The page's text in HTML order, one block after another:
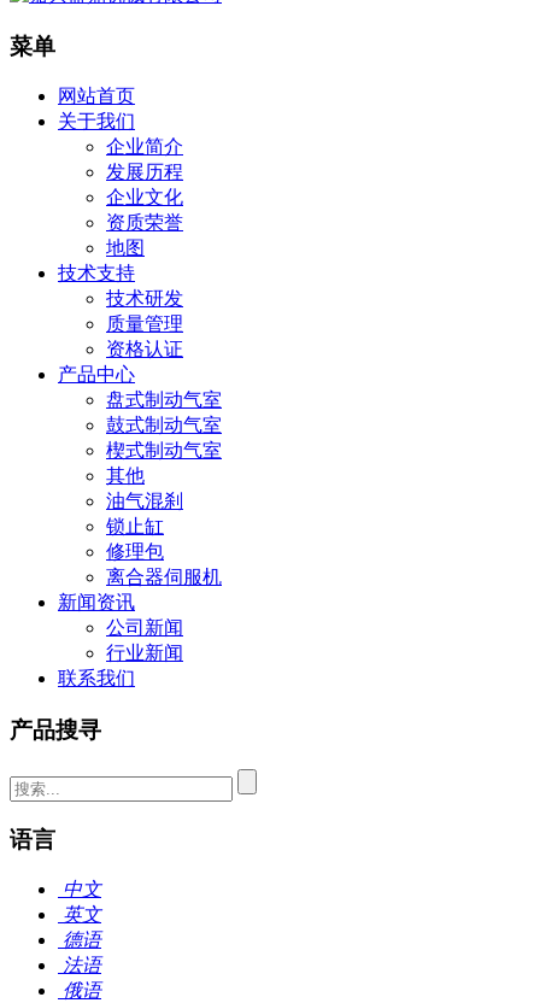
菜单
网站首页
关于我们
企业简介
发展历程
企业文化
资质荣誉
地图
技术支持
技术研发
质量管理
资格认证
产品中心
盘式制动气室
鼓式制动气室
楔式制动气室
其他
油气混刹
锁止缸
修理包
离合器伺服机
新闻资讯
公司新闻
行业新闻
联系我们
产品搜寻
语言
中文
英文
德语
法语
俄语